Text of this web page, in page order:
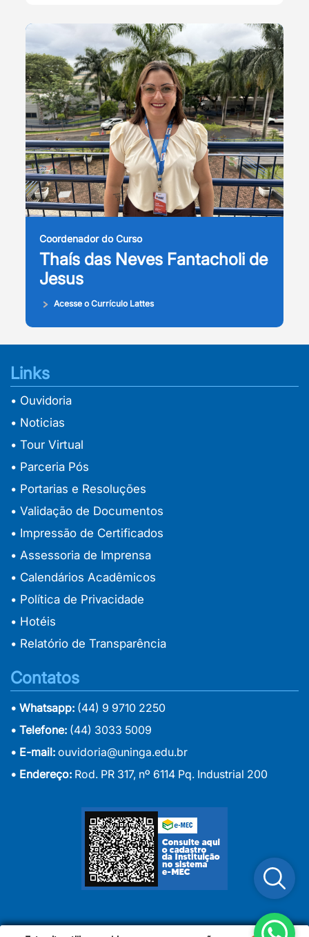
Coordenador do Curso
Thaís das Neves Fantacholi de
Jesus
Acesse o Currículo Lattes
Links
• Ouvidoria
• Noticias
• Tour Virtual
• Parceria Pós
• Portarias e Resoluções
• Validação de Documentos
• Impressão de Certificados
• Assessoria de Imprensa
• Calendários Acadêmicos
• Política de Privacidade
• Hotéis
• Relatório de Transparência
Contatos
• Whatsapp: (44) 9 9710 2250
• Telefone: (44) 3033 5009
• E-mail: ouvidoria@uninga.edu.br
• Endereço: Rod. PR 317, nº 6114 Pq. Industrial 200